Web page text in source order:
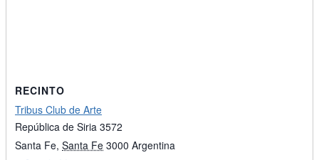
RECINTO
Tribus Club de Arte
República de Siria 3572
Santa Fe, Santa Fe 3000 Argentina